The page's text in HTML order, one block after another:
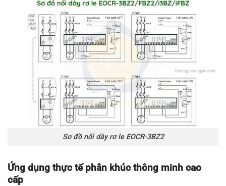
Sơ đồ nối dây rơ le EOCR-3BZ2
Ứng dụng thực tế phân khúc thông minh cao
cấp